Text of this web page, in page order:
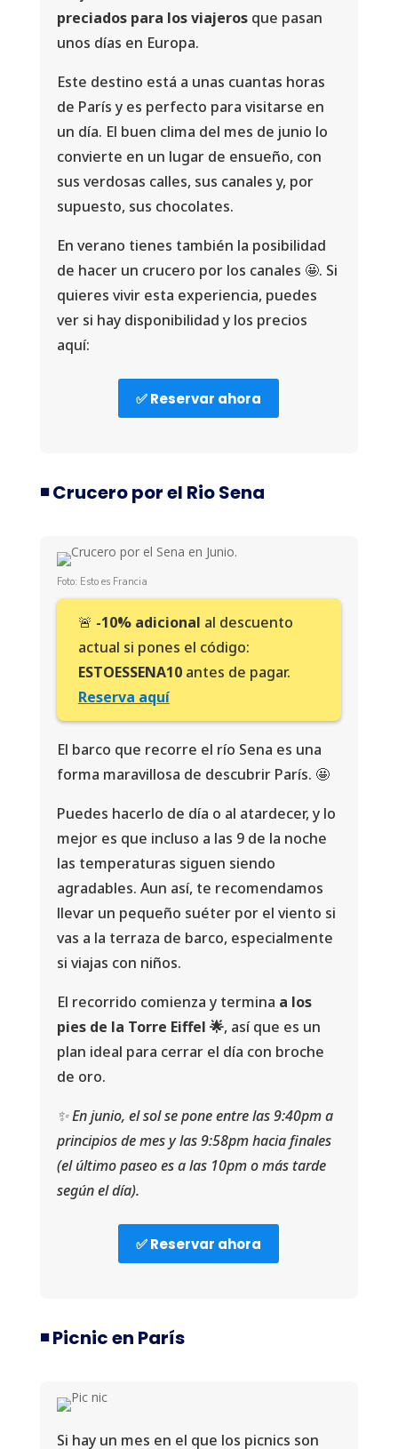
preciados para los viajerosque pasan
unos días en Europa.
Este destino está a unas cuantas horas
de París y es perfecto para visitarse en
un día. El buen clima del mes de junio lo
convierte en un lugar de ensueño, con
sus verdosas calles, sus canales y, por
supuesto, sus chocolates.
En verano tienes también la posibilidad
de hacer un crucero por los canales 🤩. Si
quieres vivir esta experiencia, puedes
ver si hay disponibilidad y los precios
aquí:
✅ Reservar ahora
◾️ Crucero por el Rio Sena
Foto: Esto es Francia
🚨 -10% adicional al descuento
actual si pones el código:
ESTOESSENA10 antes de pagar.
Reserva aquí
El barco que recorre el río Sena es una
forma maravillosa de descubrir París. 🤩
Puedes hacerlo de día o al atardecer, y lo
mejor es que incluso a las 9 de la noche
las temperaturas siguen siendo
agradables. Aun así, te recomendamos
llevar un pequeño suéter por el viento si
vas a la terraza de barco, especialmente
si viajas con niños.
El recorrido comienza y termina a los
pies de la Torre Eiffel 🌟, así que es un
plan ideal para cerrar el día con broche
de oro.
✨ En junio, el sol se pone entre las 9:40pm a
principios de mes y las 9:58pm hacia finales
(el último paseo es a las 10pm o más tarde
según el día).
✅ Reservar ahora
◾️ Picnic en París
Si hay un mes en el que los picnics son